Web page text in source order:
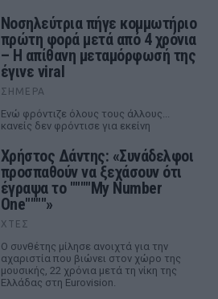
Νοσηλεύτρια πήγε κομμωτήριο
πρώτη φορά μετά από 4 χρόνια
– Η απίθανη μεταμόρφωσή της
έγινε viral
ΣΉΜΕΡΑ
Ενώ φρόντιζε όλους τους άλλους...
κανείς δεν φρόντισε για εκείνη
Χρήστος Δάντης: «Συνάδελφοι
προσπαθούν να ξεχάσουν ότι
έγραψα το """"My Number
One""""»
ΧΤΕΣ
Ο συνθέτης μίλησε ανοιχτά για την
αχαριστία που βιώνει στον χώρο της
μουσικής, 22 χρόνια μετά τη νίκη της
Ελλάδας στη Eurovision.